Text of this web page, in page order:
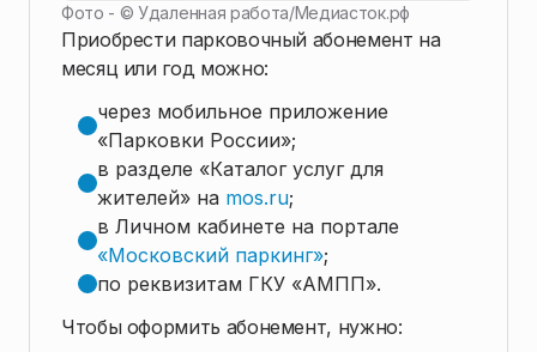
Фото - ©Удаленная работа/Медиасток.рф
Приобрести парковочный абонемент на
месяц или год можно:
через мобильное приложение
«Парковки России»;
в разделе «Каталог услуг для
жителей» на mos.ru;
в Личном кабинете на портале
«Московский паркинг»;
по реквизитам ГКУ «АМПП».
Чтобы оформить абонемент, нужно: